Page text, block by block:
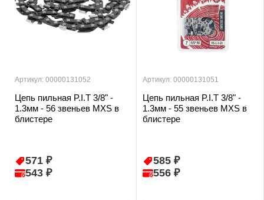
Артикул: 00000131052
Цепь пильная P.I.T 3/8" -
1.3мм - 56 звеньев MXS в
блистере
571 ₽
543 ₽
Артикул: 00000131051
Цепь пильная P.I.T 3/8" -
1.3мм - 55 звеньев MXS в
блистере
585 ₽
556 ₽